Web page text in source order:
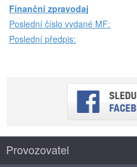
Finanční zpravodaj
Poslední číslo vydané MF:
Poslední předpis:
Provozovatel